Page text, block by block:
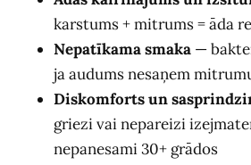
karstums + mitrums = āda
Nepatīkama smaka —
ja audums nesaņem
Diskomforts un
griezi vai nepareizi
nepanesami 30+ grādos